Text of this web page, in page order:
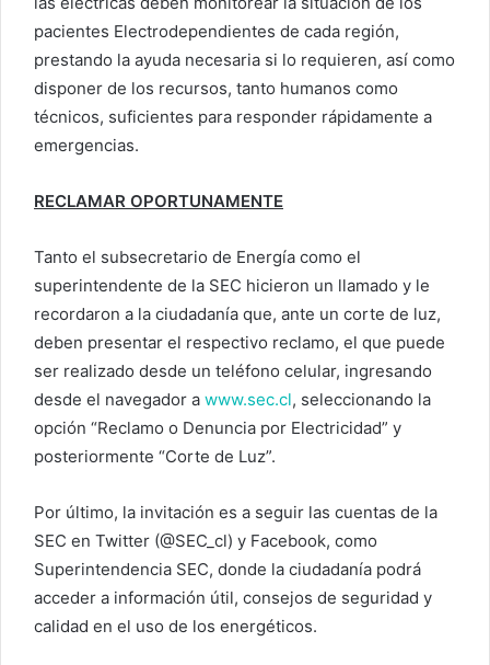
pacientes Electrodependientes de cada región,
prestando la ayuda necesaria si lo requieren, así como
disponer de los recursos, tanto humanos como
técnicos, suficientes para responder rápidamente a
emergencias.
RECLAMAR OPORTUNAMENTE
Tanto el subsecretario de Energía como el
superintendente de la SEC hicieron un llamado y le
recordaron a la ciudadanía que, ante un corte de luz,
deben presentar el respectivo reclamo, el que puede
ser realizado desde un teléfono celular, ingresando
desde el navegador a www.sec.cl, seleccionando la
opción “Reclamo o Denuncia por Electricidad” y
posteriormente “Corte de Luz”.
Por último, la invitación es a seguir las cuentas de la
SEC en Twitter (@SEC_cl) y Facebook, como
Superintendencia SEC, donde la ciudadanía podrá
acceder a información útil, consejos de seguridad y
calidad en el uso de los energéticos.